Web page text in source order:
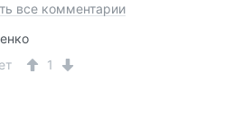
все комментарии
1